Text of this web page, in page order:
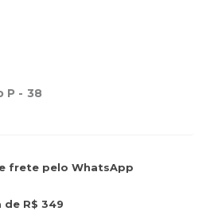
P - 38
frete pelo WhatsApp
de R$ 349